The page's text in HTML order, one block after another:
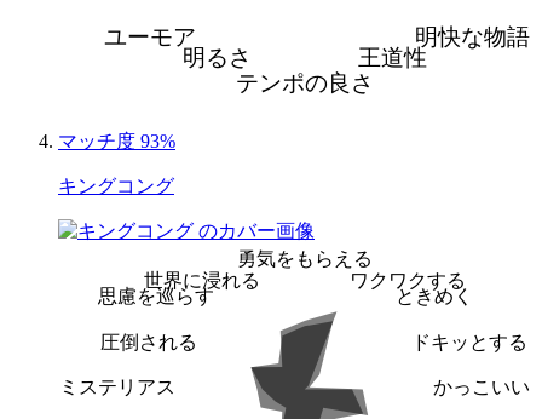
明快な物語
王道性
テンポの良さ
明るさ
ユーモア
マッチ度 93%
キングコング
勇気をもらえる
ワクワクする
ときめく
ドキッとする
かっこいい
ミステリアス
圧倒される
思慮を巡らす
世界に浸れる